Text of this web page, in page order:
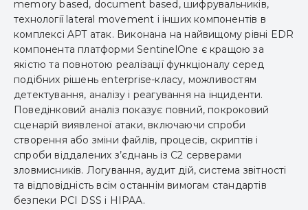
memory based, document based, шифрувальників,
технології lateral movement і інших компонентів в
комплексі APT атак. Виконана на найвищому рівні EDR
компонента платформи SentinelOne є кращою за
якістю та повнотою реалізації функціоналу серед
подібних рішень enterprise-класу, можливостям
детектування, аналізу і реагування на інциденти.
Поведінковий аналіз показує повний, покроковий
сценарій виявленої атаки, включаючи спроби
створення або зміни файлів, процесів, скриптів і
спроби віддалених з’єднань із C2 серверами
зловмисників. Логування, аудит дій, система звітності
та відповідність всім останнім вимогам стандартів
безпеки PCI DSS і HIPAA.